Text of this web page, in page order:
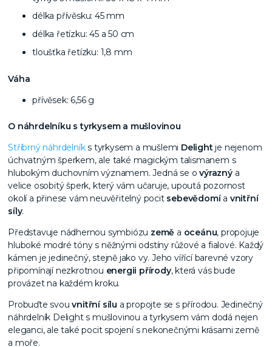
délka přívěsku: 45 mm
délka řetízku: 45 a 50 cm
tloušťka řetízku: 1,8 mm
Váha
přívěsek: 6,56 g
O náhrdelníku s tyrkysem a mušlovinou
Stříbrný náhrdelníks tyrkysem a mušlemi Delightje nejenom
úchvatným šperkem, ale také magickým talismanem s
hlubokým duchovním významem. Jedná se ovýraznýa
velice osobitý šperk, který vám učaruje, upoutá pozornost
okolí a přinese vám neuvěřitelný pocit sebevědomía vnitřní
síly.
Představuje nádhernou symbiózu země a oceánu, propojuje
hluboké modré tóny s něžnými odstíny růžové a fialové. Každý
kámen je jedinečný, stejně jako vy. Jeho vířící barevné vzory
připomínají nezkrotnou energii přírody, která vás bude
provázet na každém kroku.
Probuďte svouvnitřní sílu a propojte se s přírodou. Jedinečný
náhrdelník Delight s mušlovinou a tyrkysem vám dodá nejen
eleganci, ale také pocit spojení s nekonečnými krásami země
a moře.